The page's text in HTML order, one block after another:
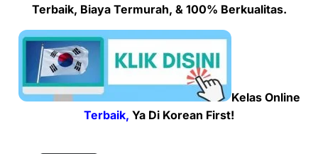
Terbaik, Biaya Termurah, & 100% Berkualitas.
Kelas Online
Terbaik, Ya Di Korean First!